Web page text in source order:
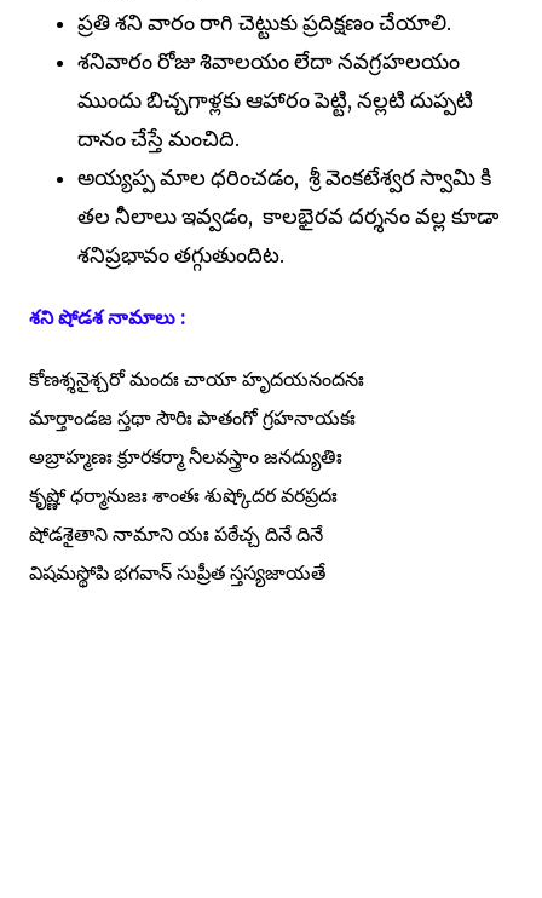
ప్రతి శని వారం రాగి చెట్టుకు ప్రదిక్షణం చేయాలి.
శనివారం రోజు శివాలయం లేదా నవగ్రహలయం
ముందు బిచ్చగాళ్లకు ఆహారం పెట్టి, నల్లటి దుప్పటి
దానం చేస్తే మంచిది.
అయ్యప్ప మాల ధరించడం, శ్రీ వెంకటేశ్వర స్వామి కి
తల నీలాలు ఇవ్వడం, కాలభైరవ దర్శనం వల్ల కూడా
శనిప్రభావం తగ్గుతుందిట.
శని షోడశ నామాలు :
కోణశ్శనైశ్చరో మందః చాయా హృదయనందనః
మార్తాండజ స్తథా సౌరిః పాతంగో గ్రహనాయకః
అబ్రాహ్మణః క్రూరకర్మా నీలవస్త్రాం జనద్యుతిః
కృష్ణో ధర్మానుజః శాంతః శుష్కోదర వరప్రదః
షోడశైతాని నామాని యః పఠేచ్చ దినే దినే
విషమస్థోపి భగవాన్ సుప్రీత స్తస్యజాయతే